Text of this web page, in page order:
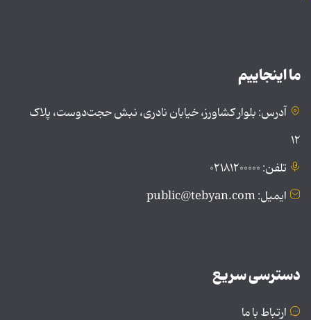
ما اینجاییم
آدرس: بلوار کشاورز، خیابان نادری، نبش حجت‌دوست، پلاک
۱۲
تلفن: ۰۲۱۸۱۲۰۰۰۰۰
ایمیل: public@tebyan.com
دسترسی سریع
ارتباط با ما